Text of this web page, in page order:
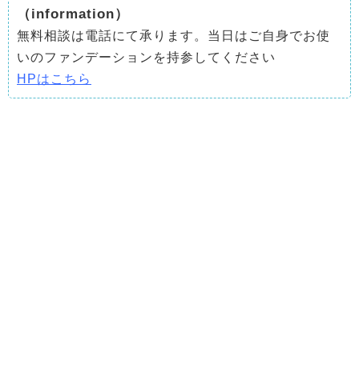
（information）
無料相談は電話にて承ります。当日はご自身でお使
いのファンデーションを持参してください
HPはこちら